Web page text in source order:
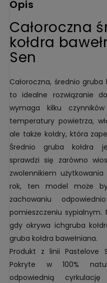
Opis
Całoroczna
kołdra
Sen
Całoroczna, średnio
to idealne rozwiązanie
wymaga kilku
temperatury powietrza,
ale także kołdry, która
Średnio gruba kołdra
sprawdzi się zarówno
zwolennikiem
rok, ten model może
zachowaniu
pomieszczeniu sypialnym.
gdy okrywa ichgruba
gruba kołdra bawełniana.
Produkt z linii Pastelove
Pokryte w 100%
odpowiednią